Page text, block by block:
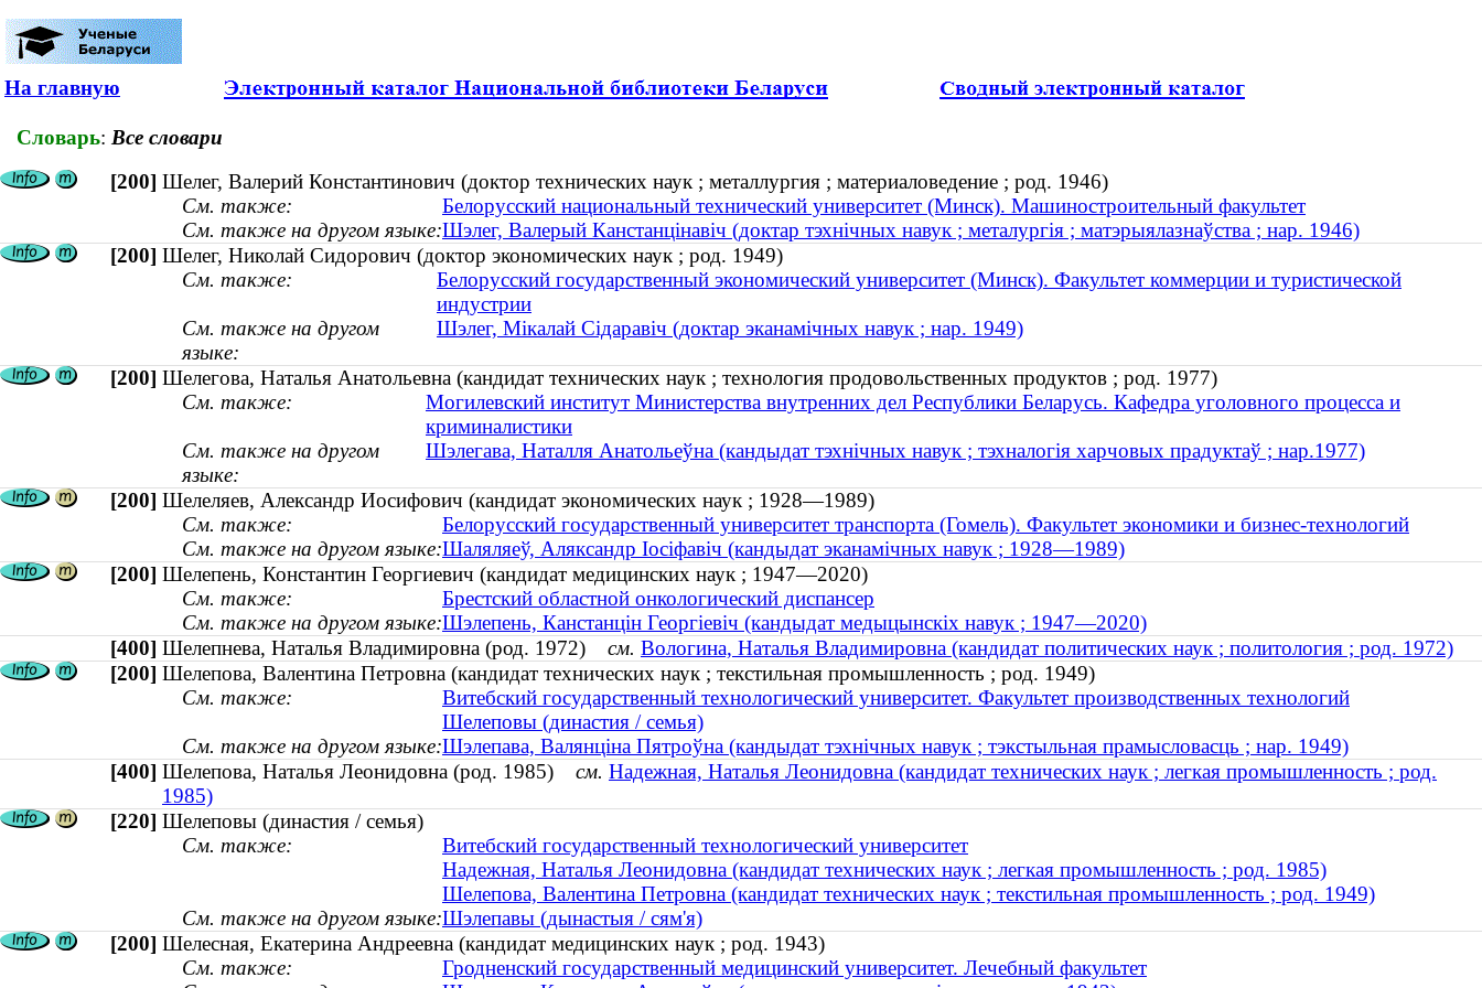
На главную
Словарь: Все словари
[200] Шелег, Валерий Константинович (доктор технических наук ; металлургия ; материаловедение ; род. 1946)
См. также:
Белорусский национальный технический университет (Минск). Машиностроительный факультет
См. также на другом языке:Шэлег, Валерый Канстанцінавіч (доктар тэхнічных навук ; металургія ; матэрыялазнаўства ; нар. 1946)
[200] Шелег, Николай Сидорович (доктор экономических наук ; род. 1949)
См. также:
Белорусский государственный экономический университет (Минск). Факультет коммерции и туристической
индустрии
См. также на другом
языке:
Шэлег, Мікалай Сідаравіч (доктар эканамічных навук ; нар. 1949)
[200] Шелегова, Наталья Анатольевна (кандидат технических наук ; технология продовольственных продуктов ; род. 1977)
См. также:
Могилевский институт Министерства внутренних дел Республики Беларусь. Кафедра уголовного процесса и
криминалистики
См. также на другом
языке:
Шэлегава, Наталля Анатольеўна (кандыдат тэхнічных навук ; тэхналогія харчовых прадуктаў ; нар.1977)
[200] Шелеляев, Александр Иосифович (кандидат экономических наук ; 1928—1989)
См. также:
Белорусский государственный университет транспорта (Гомель). Факультет экономики и бизнес-технологий
См. также на другом языке:Шаляляеў, Аляксандр Іосіфавіч (кандыдат эканамічных навук ; 1928—1989)
[200] Шелепень, Константин Георгиевич (кандидат медицинских наук ; 1947—2020)
См. также:
Брестский областной онкологический диспансер
См. также на другом языке:Шэлепень, Канстанцін Георгіевіч (кандыдат медыцынскіх навук ; 1947—2020)
[400] Шелепнева, Наталья Владимировна (род. 1972) см. Вологина, Наталья Владимировна (кандидат политических наук ; политология ; род. 1972)
[200] Шелепова, Валентина Петровна (кандидат технических наук ; текстильная промышленность ; род. 1949)
См. также:
Витебский государственный технологический университет. Факультет производственных технологий
Шелеповы (династия / семья)
См. также на другом языке:Шэлепава, Валянціна Пятроўна (кандыдат тэхнічных навук ; тэкстыльная прамысловасць ; нар. 1949)
[400] Шелепова, Наталья Леонидовна (род. 1985) см. Надежная, Наталья Леонидовна (кандидат технических наук ; легкая промышленность ; род.
1985)
[220] Шелеповы (династия / семья)
См. также:
Витебский государственный технологический университет
Надежная, Наталья Леонидовна (кандидат технических наук ; легкая промышленность ; род. 1985)
Шелепова, Валентина Петровна (кандидат технических наук ; текстильная промышленность ; род. 1949)
См. также на другом языке:Шэлепавы (дынастыя / сям'я)
[200] Шелесная, Екатерина Андреевна (кандидат медицинских наук ; род. 1943)
См. также:
Гродненский государственный медицинский университет. Лечебный факультет